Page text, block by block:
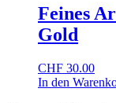
Feines
Gold
CHF 30.00
In den